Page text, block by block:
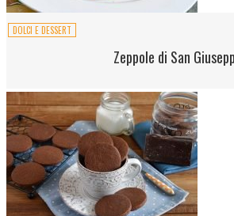
DOLCI E DESSERT
Zeppole di San